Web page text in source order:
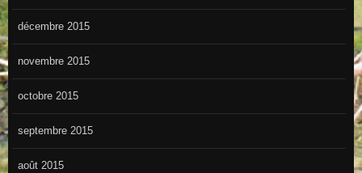
décembre 2015
novembre 2015
octobre 2015
septembre 2015
août 2015